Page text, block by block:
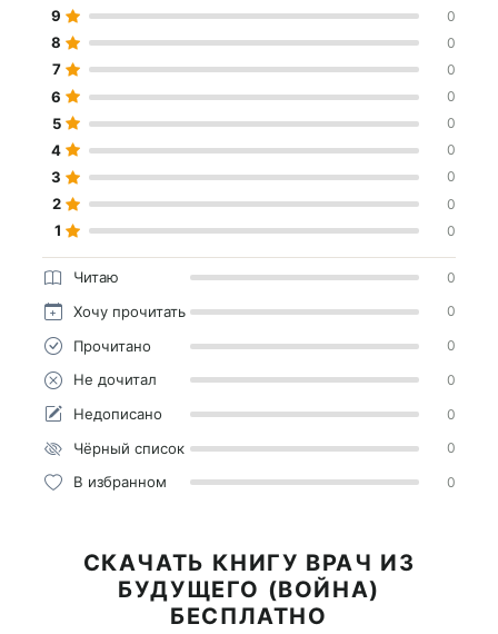
9 0
8 0
7 0
6 0
5 0
4 0
3 0
2 0
1 0
Читаю 0
Хочу прочитать 0
Прочитано 0
Не дочитал 0
Недописано 0
Чёрный список 0
В избранном 0
СКАЧАТЬ КНИГУ ВРАЧ ИЗ
БУДУЩЕГО (ВОЙНА)
БЕСПЛАТНО